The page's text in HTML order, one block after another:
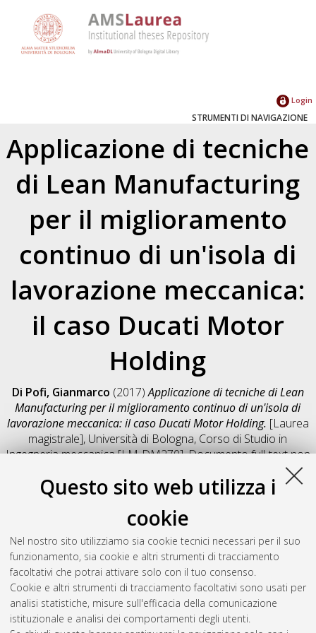
Questo sito web utilizza i
cookie
Nel nostro sito utilizziamo sia cookie tecnici necessari per il suo
funzionamento, sia cookie e altri strumenti di tracciamento
facoltativi che potrai attivare solo con il tuo consenso.
Cookie e altri strumenti di tracciamento facoltativi sono usati per
analisi statistiche, misure sull'efficacia della comunicazione
istituzionale e analisi dei comportamenti degli utenti.
Login
STRUMENTI DI NAVIGAZIONE
Applicazione di tecniche
di Lean Manufacturing
per il miglioramento
continuo di un'isola di
lavorazione meccanica:
il caso Ducati Motor
Holding
Di Pofi, Gianmarco (2017)Applicazione di tecniche di Lean
Manufacturing per il miglioramento continuo di un'isola di
lavorazione meccanica: il caso Ducati Motor Holding. [Laurea
magistrale], Università di Bologna, Corso di Studio in
Ingegneria meccanica [LM-DM270], Documento full-text non
Salva citazione
Condividi
Il full-text non è disponibile per scelta dell'autore. (
Abstract
Altri metadati
Gestione del documento: